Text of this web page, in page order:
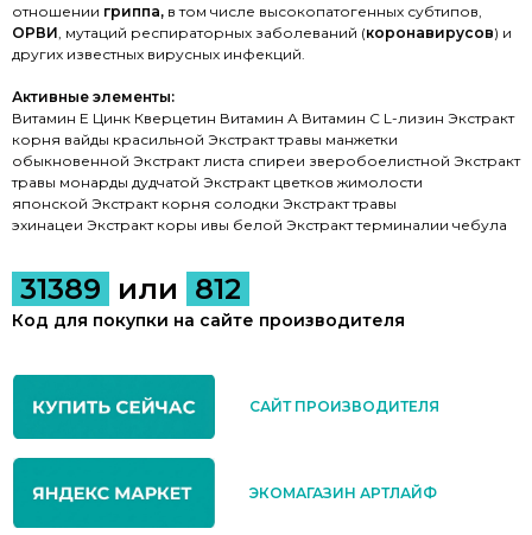
отношении гриппа, в том числе высокопатогенных субтипов,
ОРВИ , мутаций респираторных заболеваний (коронавирусов) и
других известных вирусных инфекций.
Активные элементы:
Витамин Е Цинк Кверцетин Витамин А Витамин С L-лизин Экстракт
корня вайды красильной Экстракт травы манжетки
обыкновенной Экстракт листа спиреи зверобоелистной Экстракт
травы монарды дудчатой Экстракт цветков жимолости
японской Экстракт корня солодки Экстракт травы
эхинацеи Экстракт коры ивы белой Экстракт терминалии чебула
31389 или 812
Код для покупки на сайте производителя
САЙТ ПРОИЗВОДИТЕЛЯ
ЭКОМАГАЗИН АРТЛАЙФ